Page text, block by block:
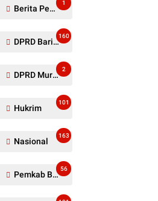
Berita Pemkab Murung Raya
1
DPRD Barito Utara
160
DPRD Murung Raya
2
Hukrim
101
Nasional
163
Pemkab Barut
56